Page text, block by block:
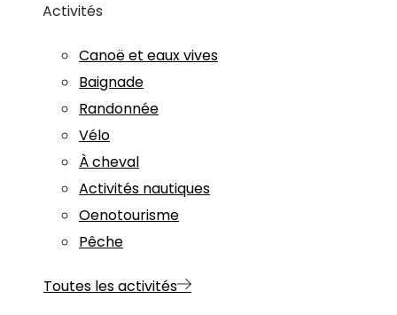
Activités
Canoë et eaux vives
Baignade
Randonnée
Vélo
À cheval
Activités nautiques
Oenotourisme
Pêche
Toutes les activités